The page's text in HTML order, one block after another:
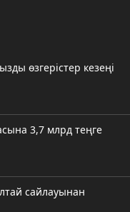
өзгерістер кезеңі
3,7 млрд теңге
сайлауынан